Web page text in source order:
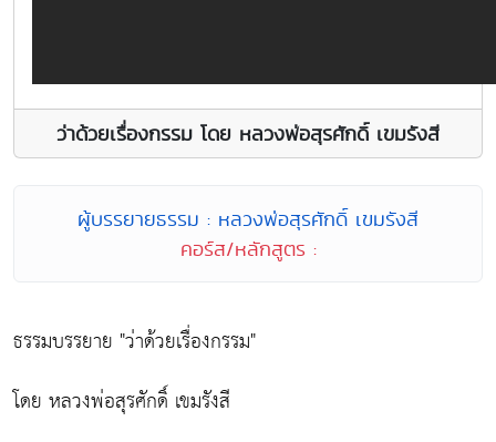
ว่าด้วยเรื่องกรรม โดย หลวงพ่อสุรศักดิ์ เขมรังสี
ผู้บรรยายธรรม : หลวงพ่อสุรศักดิ์ เขมรังสี
คอร์ส/หลักสูตร :
ธรรมบรรยาย "ว่าด้วยเรื่องกรรม"
โดย หลวงพ่อสุรศักดิ์ เขมรังสี